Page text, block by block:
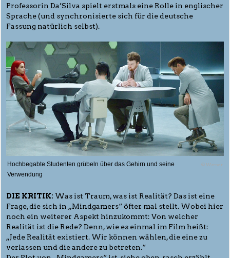
Professorin Da’Silva spielt erstmals eine Rolle in englischer
Sprache (und synchronisierte sich für die deutsche
Fassung natürlich selbst).
Hochbegabte Studenten grübeln über das Gehirn und seine
Verwendung
© Warner
DIE KRITIK: Was ist Traum, was ist Realität? Das ist eine
Frage, die sich in „Mindgamers“ öfter mal stellt. Wobei hier
noch ein weiterer Aspekt hinzukommt: Von welcher
Realität ist die Rede? Denn, wie es einmal im Film heißt:
„Jede Realität existiert. Wir können wählen, die eine zu
verlassen und die andere zu betreten.“